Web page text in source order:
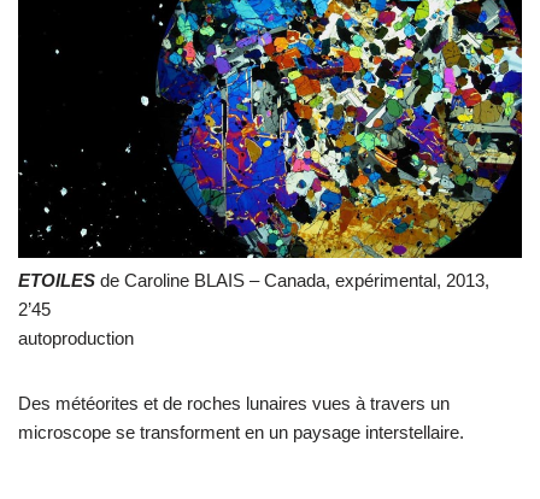
ETOILES de Caroline BLAIS – Canada, expérimental, 2013,
2’45
autoproduction
Des météorites et de roches lunaires vues à travers un
microscope se transforment en un paysage interstellaire.